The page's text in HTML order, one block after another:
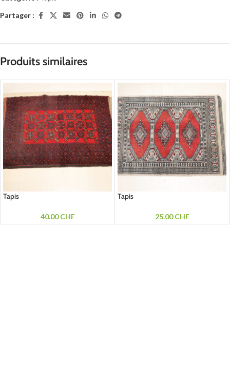
Partager :
Produits similaires
Tapis
40.00CHF
Tapis
25.00CHF